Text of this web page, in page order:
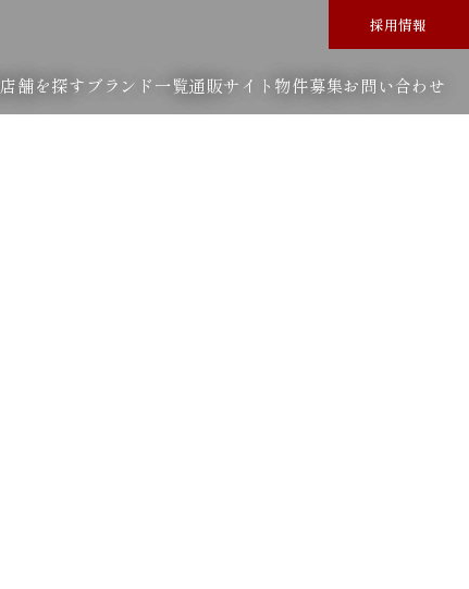
採用情報
店舗を探す ブランド一覧通販サイト 物件募集お問い合わせ